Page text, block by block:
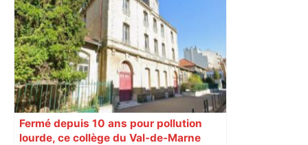
horrible", plus de 17 km de
ralentissements autour de Toulouse ce
jeudi matin, on vous donne les
secteurs à éviter – ladepeche.fr
Fermé depuis 10 ans pour pollution
lourde, ce collège du Val-de-Marne